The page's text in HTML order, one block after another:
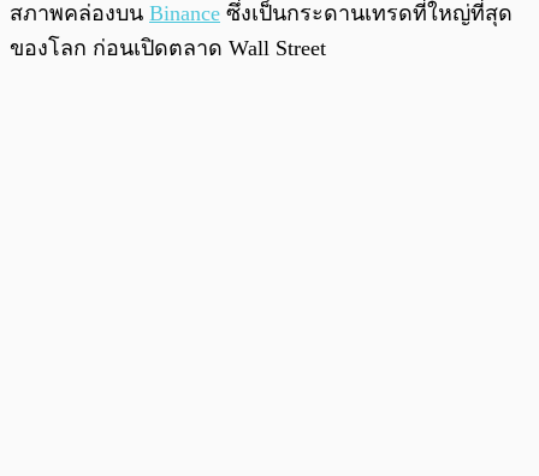
สภาพคล่องบน Binance ซึ่งเป็นกระดานเทรดที่ใหญ่ที่สุด
ของโลก ก่อนเปิดตลาด Wall Street